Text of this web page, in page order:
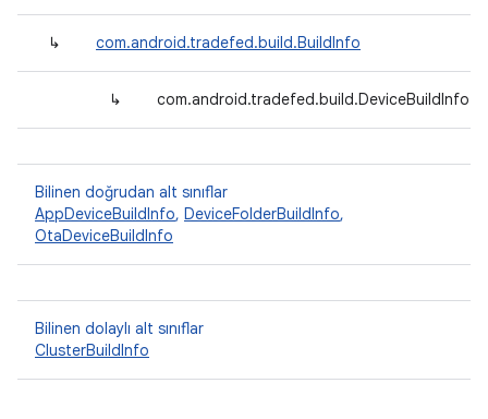
↳ com.android.tradefed.build.BuildInfo
↳ com.android.tradefed.build.DeviceBuildInfo
Bilinen doğrudan alt sınıflar
AppDeviceBuildInfo, DeviceFolderBuildInfo,
OtaDeviceBuildInfo
Bilinen dolaylı alt sınıflar
ClusterBuildInfo